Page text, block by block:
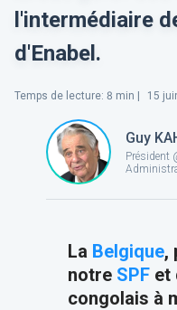
l'intermédiaire
d'Enabel.
Temps de lecture: 8 min | 15
Guy
Président
La Belgique,
notre SPFet
congolais à